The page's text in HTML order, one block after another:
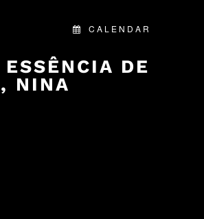
CALENDAR
DE
NINA